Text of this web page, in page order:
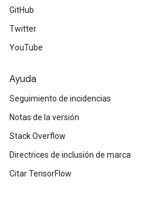
GitHub
Twitter
YouTube
Ayuda
Seguimiento de incidencias
Notas de la versión
Stack Overflow
Directrices de inclusión de marca
Citar TensorFlow